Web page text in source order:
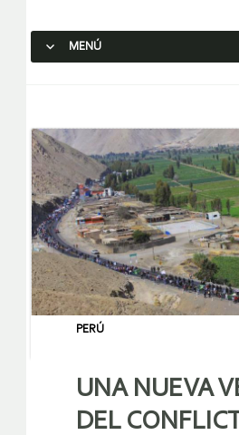
MENÚ
PERÚ
UNA NUEVA
DEL